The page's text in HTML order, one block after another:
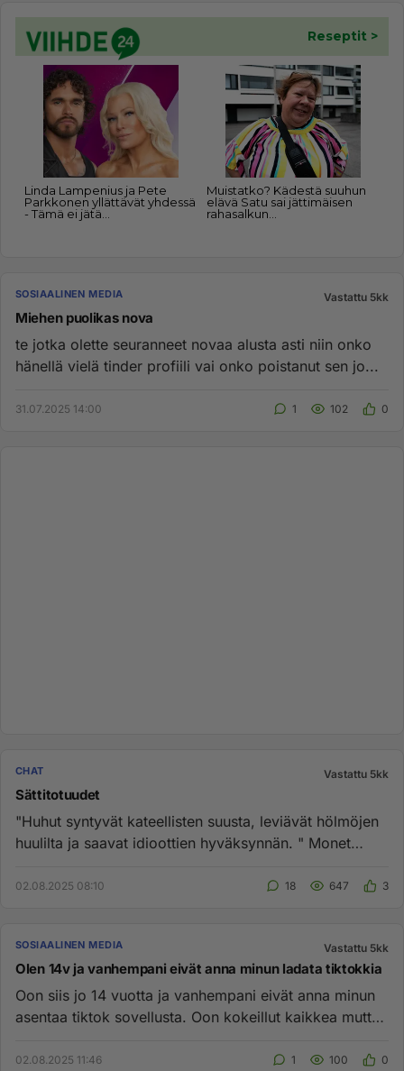
SOSIAALINEN MEDIA Vastattu 5kk
Miehen puolikas nova
te jotka olette seuranneet novaa alusta asti niin onko
hänellä vielä tinder profiili vai onko poistanut sen jo...
31.07.2025 14:00 1 102 0
CHAT Vastattu 5kk
Sättitotuudet
"Huhut syntyvät kateellisten suusta, leviävät hölmöjen
huulilta ja saavat idioottien hyväksynnän. " Monet
02.08.2025 08:10 18 647 3
SOSIAALINEN MEDIA Vastattu 5kk
Olen 14v ja vanhempani eivät anna minun ladata tiktokkia
Oon siis jo 14 vuotta ja vanhempani eivät anna minun
asentaa tiktok sovellusta. Oon kokeillut kaikkea mutta
02.08.2025 11:46 1 100 0